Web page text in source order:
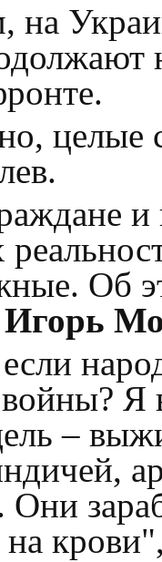
на
целые
и
Об
Игорь
Я
–
Они
на